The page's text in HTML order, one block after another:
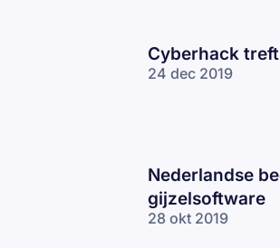
Cyberhack
24 dec 2019
Nederlandse
gijzelsoftware
28 okt 2019